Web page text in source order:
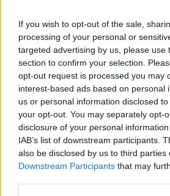
If you wish to opt-out of the sale,
processing of your personal or
targeted advertising by us, please use
section to confirm your selection.
opt-out request is processed you may
interest-based ads based on personal
us or personal information disclosed
your opt-out. You may separately opt-
disclosure of your personal
IAB’s list of downstream participants.
also be disclosed by us to third parties
Downstream Participants that may
Además, se aplicará una
para todas las actividades
abonarán mediante
liquidación trimestral.
En aquellos talleres donde la
número de plazas
nueva inscripción
establecido participarán en un